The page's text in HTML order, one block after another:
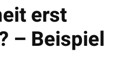
erst
– Beispiel